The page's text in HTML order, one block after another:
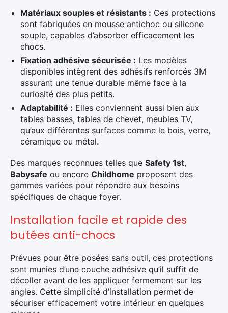
Matériaux souples et résistants : Ces protections
sont fabriquées en mousse antichoc ou silicone
souple, capables d’absorber efficacement les
chocs.
Fixation adhésive sécurisée : Les modèles
disponibles intègrent des adhésifs renforcés 3M
assurant une tenue durable même face à la
curiosité des plus petits.
Adaptabilité : Elles conviennent aussi bien aux
tables basses, tables de chevet, meubles TV,
qu’aux différentes surfaces comme le bois, verre,
céramique ou métal.
Des marques reconnues telles que Safety 1st,
Babysafe ou encore Childhome proposent des
gammes variées pour répondre aux besoins
spécifiques de chaque foyer.
Installation facile et rapide des
butées anti-chocs
Prévues pour être posées sans outil, ces protections
sont munies d’une couche adhésive qu’il suffit de
décoller avant de les appliquer fermement sur les
angles. Cette simplicité d’installation permet de
sécuriser efficacement votre intérieur en quelques